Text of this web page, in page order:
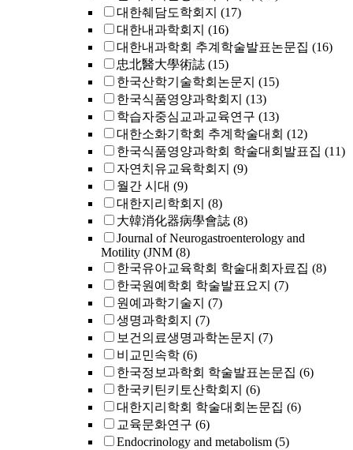
대한췌담도학회지 (17)
대한내과학회지 (16)
대한내과학회 추계학술발표논문집 (16)
忠北醫大學術誌 (15)
한국산학기술학회논문지 (15)
한국식품영양과학회지 (13)
학습자중심교과교육연구 (13)
대한소화기학회 추계학술대회 (12)
한국식품영양과학회 학술대회발표집 (11)
자연치유교육학회지 (9)
월간 시대 (9)
대한지리학회지 (8)
大韓消化器病學會誌 (8)
Journal of Neurogastroenterology and
Motility (JNM (8)
한국유아교육학회 학술대회자료집 (8)
한국원예학회 학술발표요지 (7)
원예과학기술지 (7)
생명과학회지 (7)
보건의료생명과학논문지 (7)
비교민속학 (6)
한국정보과학회 학술발표논문집 (6)
한국키틴키토산학회지 (6)
대한지리학회 학술대회논문집 (6)
교육문화연구 (6)
Endocrinology and metabolism (5)